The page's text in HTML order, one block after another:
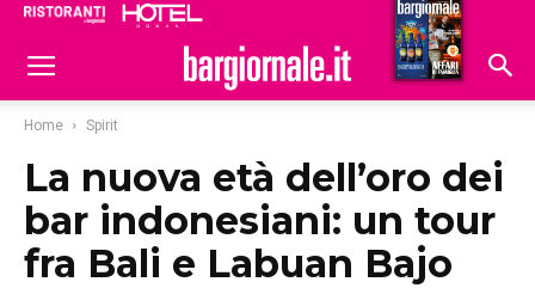
Hoteldomani
Home Spirit
La nuova età dell’oro dei
bar indonesiani: un tour
fra Bali e Labuan Bajo